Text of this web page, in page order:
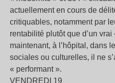
actuellement en cours de
critiquables, notamment par
rentabilité plutôt que d’un
maintenant, à l’hôpital, dans
sociales ou culturelles, il ne
« performant ».
VENDREDI 19